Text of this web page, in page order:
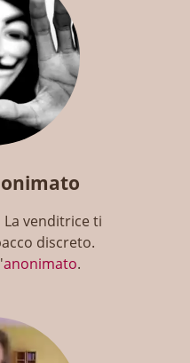
venditrice ti
discreto.
anonimato.